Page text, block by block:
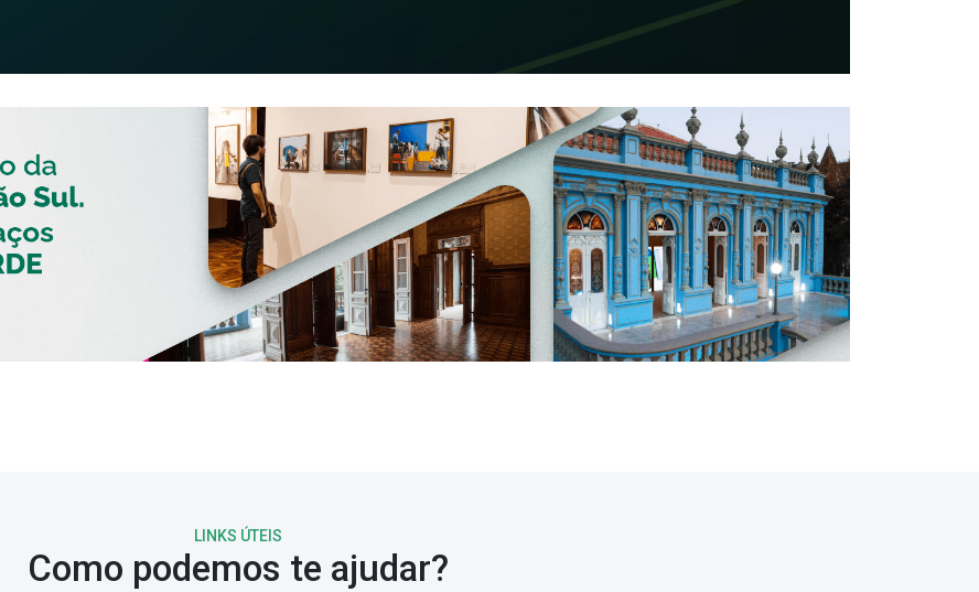
LINKS ÚTEIS
Como podemos te ajudar?